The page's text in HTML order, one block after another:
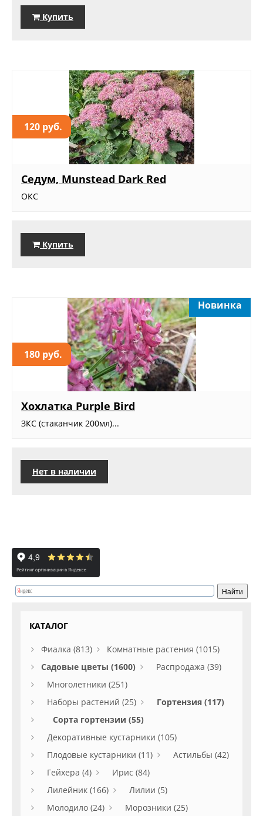
Купить
120 руб.
Седум, Munstead Dark Red
ОКС
Купить
180 руб.
Новинка
Хохлатка Purple Bird
ЗКС (стаканчик 200мл)...
Нет в наличии
КАТАЛОГ
Фиалка (813)
Комнатные растения (1015)
Садовые цветы (1600)
Распродажа (39)
Многолетники (251)
Наборы растений (25)
Гортензия (117)
Сорта гортензии (55)
Декоративные кустарники (105)
Плодовые кустарники (11)
Астильбы (42)
Гейхера (4)
Ирис (84)
Лилейник (166)
Лилии (5)
Молодило (24)
Морозники (25)